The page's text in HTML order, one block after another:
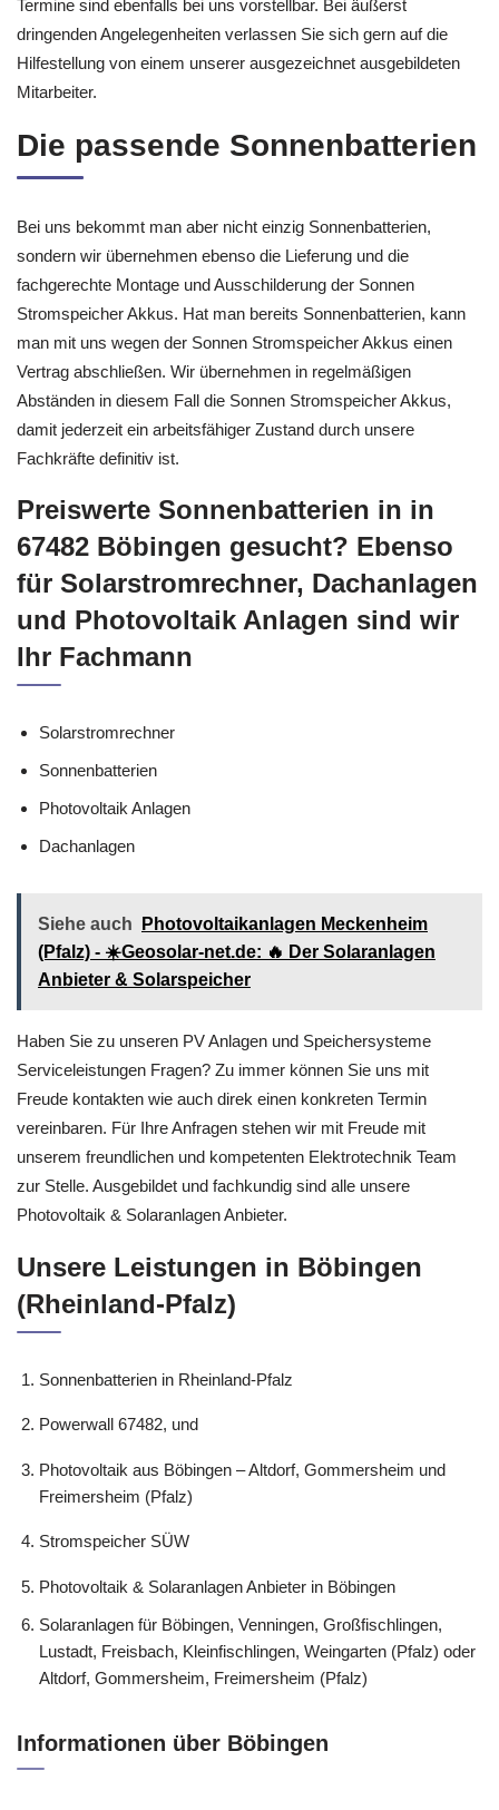
Termine sind ebenfalls bei uns vorstellbar. Bei äußerst
dringenden Angelegenheiten verlassen Sie sich gern auf die
Hilfestellung von einem unserer ausgezeichnet ausgebildeten
Mitarbeiter.
Die passende Sonnenbatterien
Bei uns bekommt man aber nicht einzig Sonnenbatterien,
sondern wir übernehmen ebenso die Lieferung und die
fachgerechte Montage und Ausschilderung der Sonnen
Stromspeicher Akkus. Hat man bereits Sonnenbatterien, kann
man mit uns wegen der Sonnen Stromspeicher Akkus einen
Vertrag abschließen. Wir übernehmen in regelmäßigen
Abständen in diesem Fall die Sonnen Stromspeicher Akkus,
damit jederzeit ein arbeitsfähiger Zustand durch unsere
Fachkräfte definitiv ist.
Preiswerte Sonnenbatterien in in
67482 Böbingen gesucht? Ebenso
für Solarstromrechner, Dachanlagen
und Photovoltaik Anlagen sind wir
Ihr Fachmann
Solarstromrechner
Sonnenbatterien
Photovoltaik Anlagen
Dachanlagen
Siehe auch
Photovoltaikanlagen Meckenheim
(Pfalz) - ☀️Geosolar-net.de: 🔥 Der Solaranlagen
Anbieter & Solarspeicher
Haben Sie zu unseren PV Anlagen und Speichersysteme
Serviceleistungen Fragen? Zu immer können Sie uns mit
Freude kontakten wie auch direk einen konkreten Termin
vereinbaren. Für Ihre Anfragen stehen wir mit Freude mit
unserem freundlichen und kompetenten Elektrotechnik Team
zur Stelle. Ausgebildet und fachkundig sind alle unsere
Photovoltaik & Solaranlagen Anbieter.
Unsere Leistungen in Böbingen
(Rheinland-Pfalz)
Sonnenbatterien in Rheinland-Pfalz
Powerwall 67482, und
Photovoltaik aus Böbingen – Altdorf, Gommersheim und
Freimersheim (Pfalz)
Stromspeicher SÜW
Photovoltaik & Solaranlagen Anbieter in Böbingen
Solaranlagen für Böbingen, Venningen, Großfischlingen,
Lustadt, Freisbach, Kleinfischlingen, Weingarten (Pfalz) oder
Altdorf, Gommersheim, Freimersheim (Pfalz)
Informationen über Böbingen